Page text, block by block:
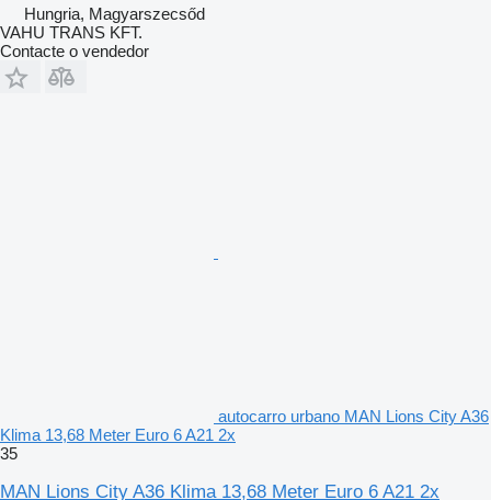
Hungria, Magyarszecsőd
VAHU TRANS KFT.
Contacte o vendedor
autocarro urbano MAN Lions City A36
Klima 13,68 Meter Euro 6 A21 2x
35
MAN Lions City A36 Klima 13,68 Meter Euro 6 A21 2x